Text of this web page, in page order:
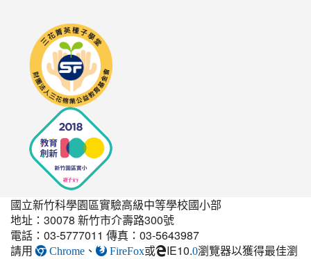
http://seedschool.sunflower.org.tw/
國立新竹科學園區實驗高級中等學校國小部
地址：30078 新竹市介壽路300號
電話：03-5777011 傳真：03-5643987
請用
Chrome 、 FireFox或 IE10.0link
瀏覽器以獲得最佳瀏